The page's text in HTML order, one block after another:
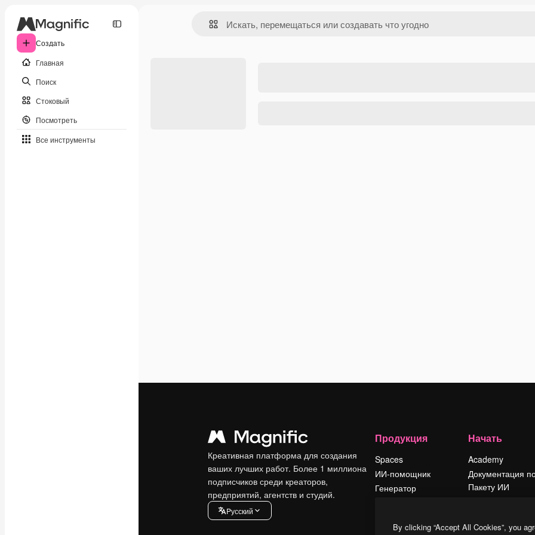
Создать
Главная
Поиск
Стоковый
Посмотреть
Все инструменты
Креативная платформа для создания
ваших лучших работ. Более 1 миллиона
подписчиков среди креаторов,
предприятий, агентств и студий.
Pусский
Продукция
Spaces
ИИ-помощник
Генератор
Начать
Academy
Документация
Пакету ИИ
Условия и
By clicking “Accept All Cookies”, you